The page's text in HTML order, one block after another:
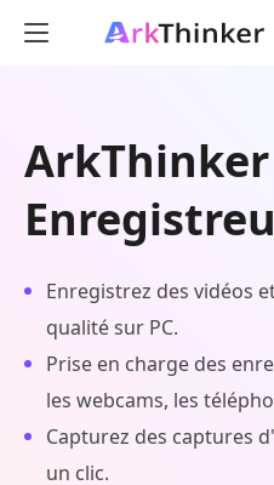
ArkThinker
Enregistrez des vidéos
qualité sur PC.
Prise en charge des
les webcams, les
Capturez des captures
un clic.